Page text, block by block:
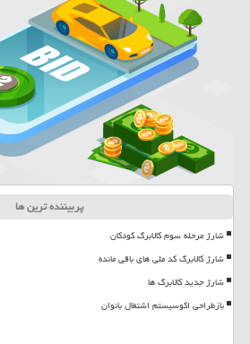
پربیننده ترین ها
شارژ مرحله سوم کالابرگ کودکان
شارژ کالابرگ کد ملی های باقی مانده
شارژ جدید کالابرگ ها
بازطراحی اکوسیستم اشتغال بانوان